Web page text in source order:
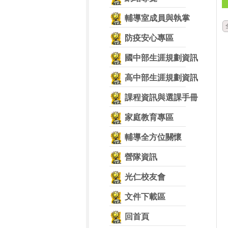
輔導室成員與執掌
防疫安心專區
國中部生涯規劃資訊
高中部生涯規劃資訊
課程資訊與選課手冊
家庭教育專區
輔導全方位關懷
營隊資訊
光仁校友會
文件下載區
回首頁